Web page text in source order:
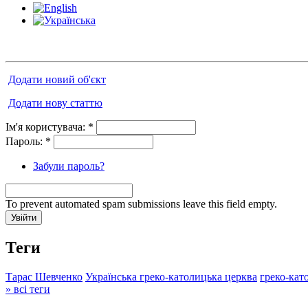
Додати новий об'єкт
Додати нову статтю
Ім'я користувача: *
Пароль: *
Забули пароль?
To prevent automated spam submissions leave this field empty.
Теги
Тарас Шевченко Українська греко-католицька церква греко-
» всі теги